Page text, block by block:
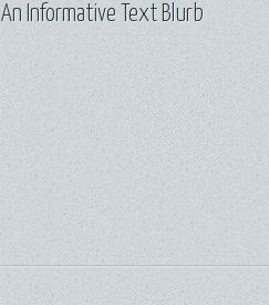
An Informative Text Blurb